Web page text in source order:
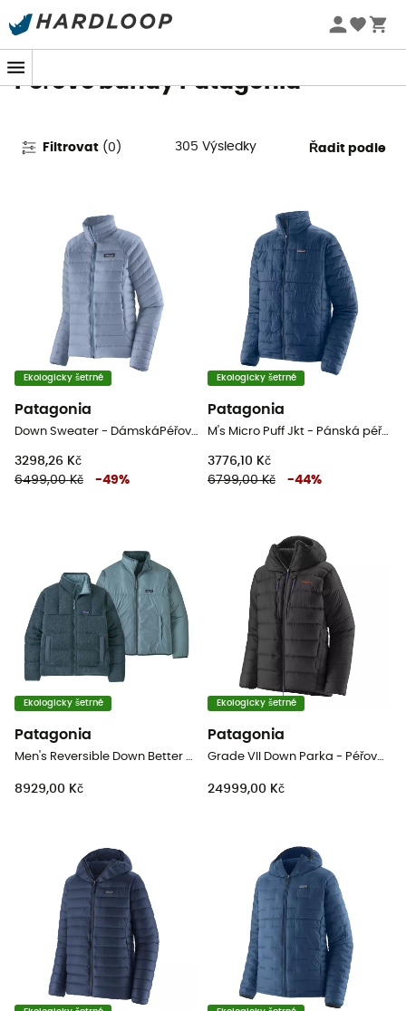
Letní akce 🔥 -5 % EXTRA při nákupu 2 produktů* s kódem
Péřové bundy Patagonia
Filtrovat (0 ) 305 Výsledky Řadit podle
Ekologicky šetrné
Patagonia
Down Sweater - DámskáPéřová bunda
3298,26 Kč
6499,00 Kč
-49%
Ekologicky šetrné
Patagonia
M's Micro Puff Jkt - Pánská péřova
3776,10 Kč
6799,00 Kč
-44%
Ekologicky šetrné
Patagonia
Men's Reversible Down Better Sweater - Pánská péřova
8929,00 Kč
Ekologicky šetrné
Patagonia
Grade VII Down Parka - Péřová bunda
24999,00 Kč